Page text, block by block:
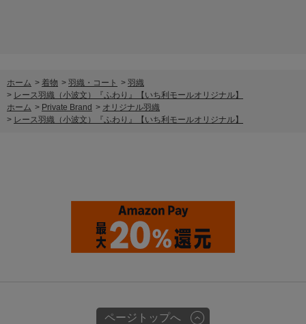
ホーム > 着物 > 羽織・コート > 羽織
> レース羽織（小波文）『ふわり』【いち利モールオリジナル】
ホーム > Private Brand > オリジナル羽織
> レース羽織（小波文）『ふわり』【いち利モールオリジナル】
ページトップへ